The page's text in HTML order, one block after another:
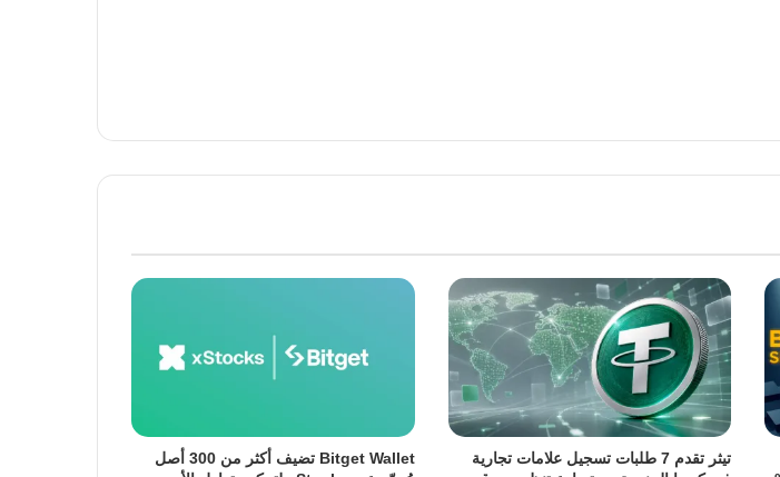
تيثر تقدم 7 طلبات تسجيل علامات تجارية
Bitget Wallet تضيف أكثر من 300 أصل